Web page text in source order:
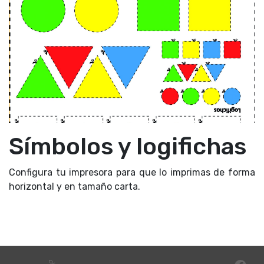
Símbolos y logifichas
Configura tu impresora para que lo imprimas de forma
horizontal y en tamaño carta.